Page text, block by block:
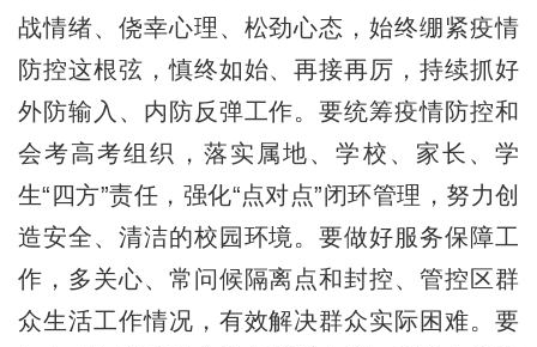
战情绪、侥幸心理、松劲心态，始终绷紧疫情
防控这根弦，慎终如始、再接再厉，持续抓好
外防输入、内防反弹工作。要统筹疫情防控和
会考高考组织，落实属地、学校、家长、学
生“四方”责任，强化“点对点”闭环管理，努力创
造安全、清洁的校园环境。要做好服务保障工
作，多关心、常问候隔离点和封控、管控区群
众生活工作情况，有效解决群众实际困难。要